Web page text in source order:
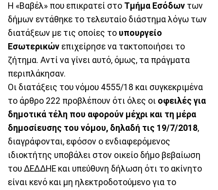
Η «Βαβέλ» που επικρατεί στο Τμήμα Εσόδων των
δήμων εντάθηκε το τελευταίο διάστημα λόγω των
διατάξεων με τις οποίες το υπουργείο
Εσωτερικών επιχείρησε να τακτοποιήσει το
ζήτημα. Αντί να γίνει αυτό, όμως, τα πράγματα
περιπλάκησαν.
Οι διατάξεις του νόμου 4555/18 και συγκεκριμένα
το άρθρο 222 προβλέπουν ότι όλες οι οφειλές για
δημοτικά τέλη που αφορούν μέχρι και τη μέρα
δημοσίευσης του νόμου, δηλαδή τις 19/7/2018,
διαγράφονται, εφόσον ο ενδιαφερόμενος
ιδιοκτήτης υποβάλει στον οικείο δήμο βεβαίωση
του ΔΕΔΔΗΕ και υπεύθυνη δήλωση ότι το ακίνητο
είναι κενό και μη ηλεκτροδοτούμενο για το